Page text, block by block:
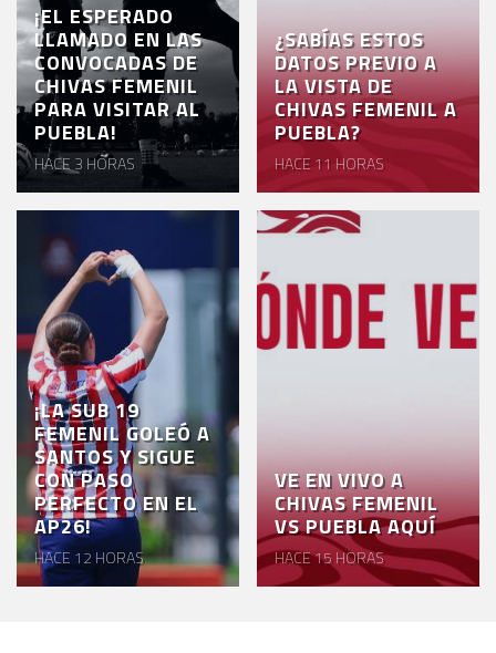
¡EL ESPERADO
LLAMADO EN LAS
CONVOCADAS DE
CHIVAS FEMENIL
PARA VISITAR AL
PUEBLA!
HACE 3 HORAS
¿SABÍAS ESTOS
DATOS PREVIO A
LA VISTA DE
CHIVAS FEMENIL A
PUEBLA?
HACE 11 HORAS
¡LA SUB 19
FEMENIL GOLEÓ A
SANTOS Y SIGUE
CON PASO
PERFECTO EN EL
AP26!
HACE 12 HORAS
VE EN VIVO A
CHIVAS FEMENIL
VS PUEBLA AQUÍ
HACE 15 HORAS